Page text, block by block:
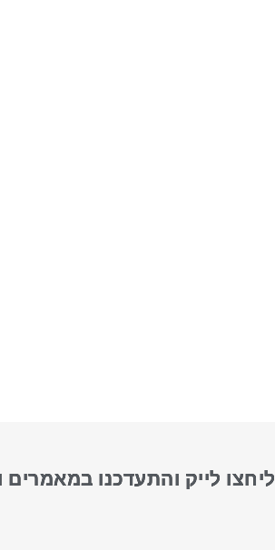
ליחצו לייק והתעדכנו במאמרים